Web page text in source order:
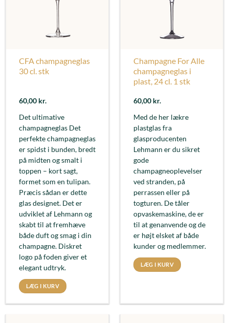
CFA champagneglas
30 cl. stk
60,00 kr.
Det ultimative
champagneglas Det
perfekte champagneglas
er spidst i bunden, bredt
på midten og smalt i
toppen – kort sagt,
formet som en tulipan.
Præcis sådan er dette
glas designet. Det er
udviklet af Lehmann og
skabt til at fremhæve
både duft og smag i din
champagne. Diskret
logo på foden giver et
elegant udtryk.
LÆG I KURV
Champagne For Alle
champagneglas i
plast, 24 cl. 1 stk
60,00 kr.
Med de her lækre
plastglas fra
glasproducenten
Lehmann er du sikret
gode
champagneoplevelser
ved stranden, på
perrassen eller på
togturen. De tåler
opvaskemaskine, de er
til at genanvende og de
er højt elsket af både
kunder og medlemmer.
LÆG I KURV